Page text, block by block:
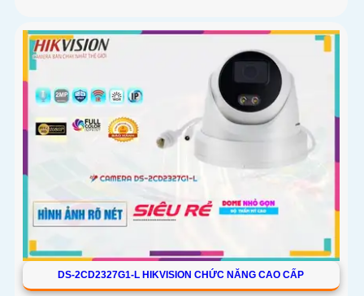
DS-2CD2327G1-L HIKVISION CHỨC NĂNG CAO CẤP